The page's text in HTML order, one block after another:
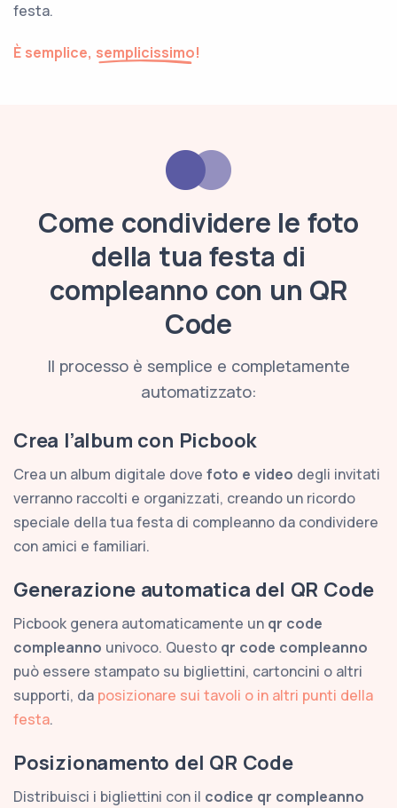
festa.
È semplice, semplicissimo!
Come condividere le foto
della tua festa di
compleanno con un QR
Code
Il processo è semplice e completamente
automatizzato:
Crea l’album con Picbook
Crea un album digitale dove foto e video degli invitati
verranno raccolti e organizzati, creando un ricordo
speciale della tua festa di compleanno da condividere
con amici e familiari.
Generazione automatica del QR Code
Picbook genera automaticamente un qr code
compleanno univoco. Questo qr code compleanno
può essere stampato su bigliettini, cartoncini o altri
supporti, da posizionare sui tavoli o in altri punti della
festa.
Posizionamento del QR Code
Distribuisci i bigliettini con il codice qr compleanno